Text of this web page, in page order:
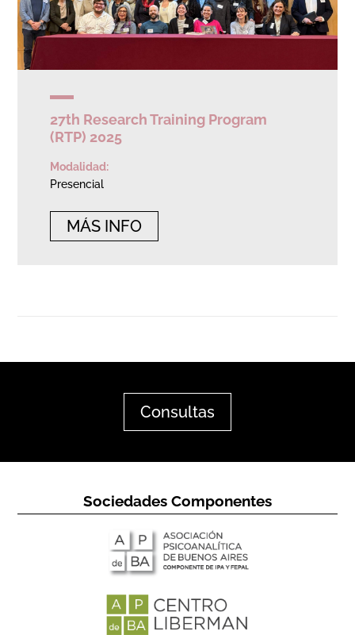
27th Research Training Program
(RTP) 2025
Modalidad:
Presencial
MÁS INFO
Consultas
Sociedades Componentes